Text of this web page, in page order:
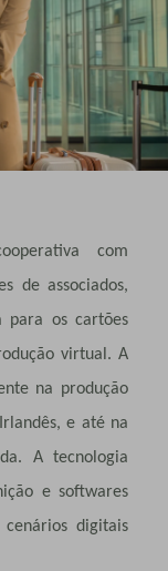
com
de associados,
para os cartões
virtual. A
na produção
e até na
A tecnologia
e softwares
digitais